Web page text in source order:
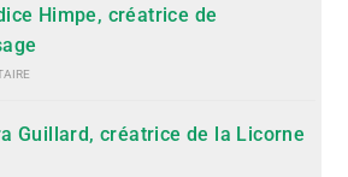
Himpe, créatrice de
Guillard, créatrice de la Licorne